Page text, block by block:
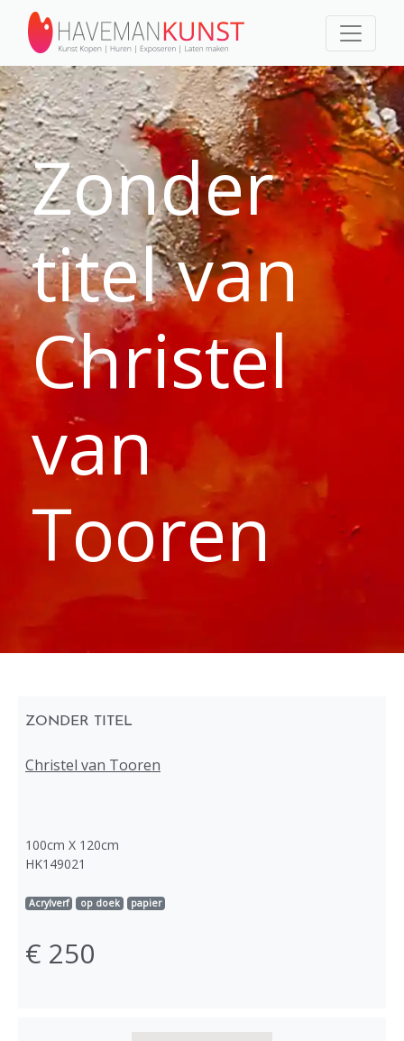
Zonder
titel van
Christel
van
Tooren
ZONDER TITEL
Christel van Tooren
100cm X 120cm
HK149021
Acrylverf op doek papier
€ 250